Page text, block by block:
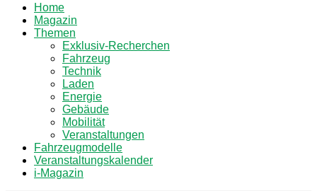
Home
Magazin
Themen
Exklusiv-Recherchen
Fahrzeug
Technik
Laden
Energie
Gebäude
Mobilität
Veranstaltungen
Fahrzeugmodelle
Veranstaltungskalender
i-Magazin